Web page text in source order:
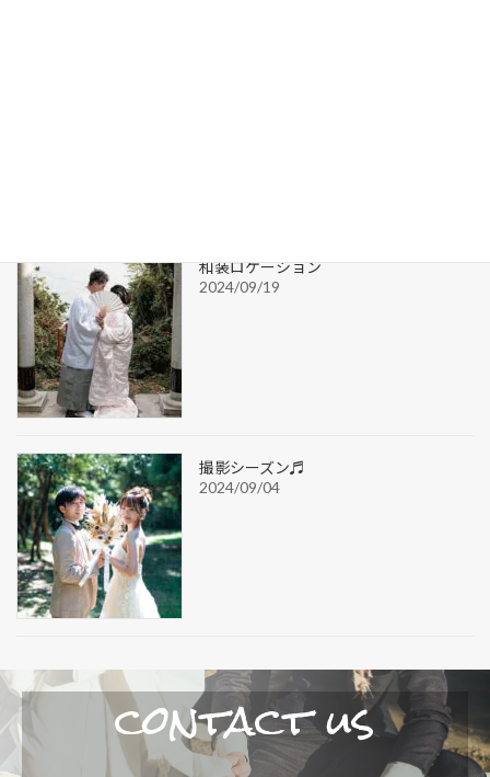
和装ロケーション
2024/09/19
撮影シーズン♬
2024/09/04
contact us